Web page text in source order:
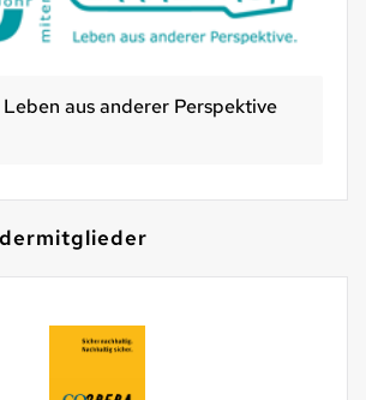
aus anderer Perspektive